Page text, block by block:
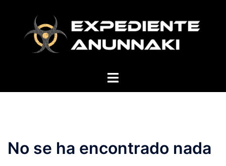
contenido
Alternar
No se ha encontrado nada